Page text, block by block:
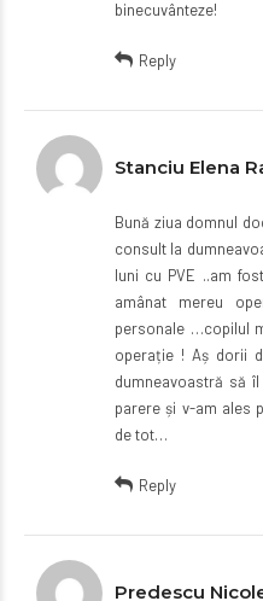
binecuvânteze!
Reply
Stanciu Elena
Bună ziua domnul
consult la
luni cu PVE ..am
amânat mereu
personale …copilul
operație ! Aș dorii
dumneavoastră să
parere și v-am ales
de tot…
Reply
Predescu